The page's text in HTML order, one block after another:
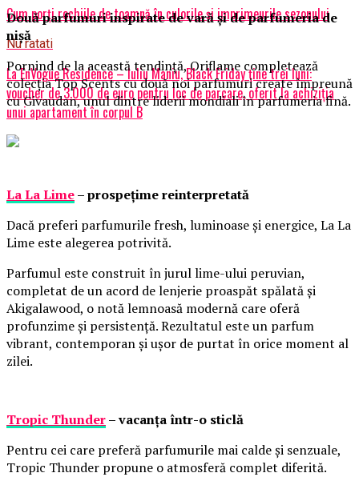
Cum porți rochiile de toamnă în culorile și imprimeurile sezonului
Nu ratati
La EnVogue Residence – Iuliu Maniu, Black Friday ține trei luni:
voucher de 3.000 de euro pentru loc de parcare, oferit la achiziția
unui apartament în corpul B
Două parfumuri inspirate de vară și de parfumeria de
nișă
Pornind de la această tendință, Oriflame completează
colecția Top Scents cu două noi parfumuri create împreună
cu Givaudan, unul dintre liderii mondiali în parfumeria fină.
La La Lime– prospețime reinterpretată
Dacă preferi parfumurile fresh, luminoase și energice, La La
Lime este alegerea potrivită.
Parfumul este construit în jurul lime-ului peruvian,
completat de un acord de lenjerie proaspăt spălată și
Akigalawood, o notă lemnoasă modernă care oferă
profunzime și persistență. Rezultatul este un parfum
vibrant, contemporan și ușor de purtat în orice moment al
zilei.
Tropic Thunder– vacanța într-o sticlă
Pentru cei care preferă parfumurile mai calde și senzuale,
Tropic Thunder propune o atmosferă complet diferită.